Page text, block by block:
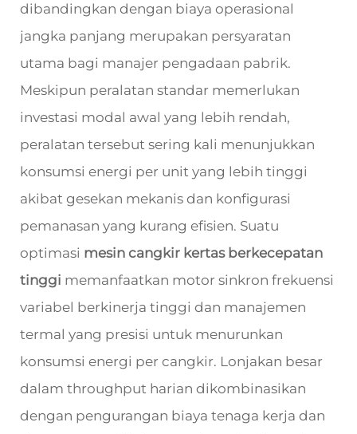
dibandingkan dengan biaya operasional
jangka panjang merupakan persyaratan
utama bagi manajer pengadaan pabrik.
Meskipun peralatan standar memerlukan
investasi modal awal yang lebih rendah,
peralatan tersebut sering kali menunjukkan
konsumsi energi per unit yang lebih tinggi
akibat gesekan mekanis dan konfigurasi
pemanasan yang kurang efisien. Suatu
optimasi mesin cangkir kertas berkecepatan
tinggi memanfaatkan motor sinkron frekuensi
variabel berkinerja tinggi dan manajemen
termal yang presisi untuk menurunkan
konsumsi energi per cangkir. Lonjakan besar
dalam throughput harian dikombinasikan
dengan pengurangan biaya tenaga kerja dan